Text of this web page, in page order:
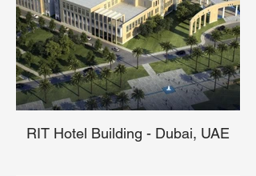
RIT Hotel Building - Dubai, UAE